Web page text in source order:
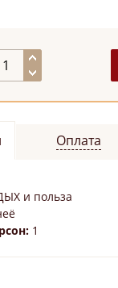
Оплата
и польза
1